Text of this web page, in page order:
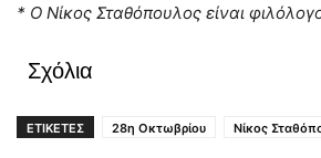
* Ο Νίκος Σταθόπουλος είναι
Σχόλια
ΕΤΙΚΕΤΕΣ 28η Οκτωβρίου Νίκος